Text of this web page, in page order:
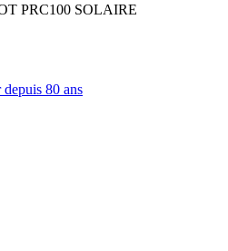
PRC100 SOLAIRE